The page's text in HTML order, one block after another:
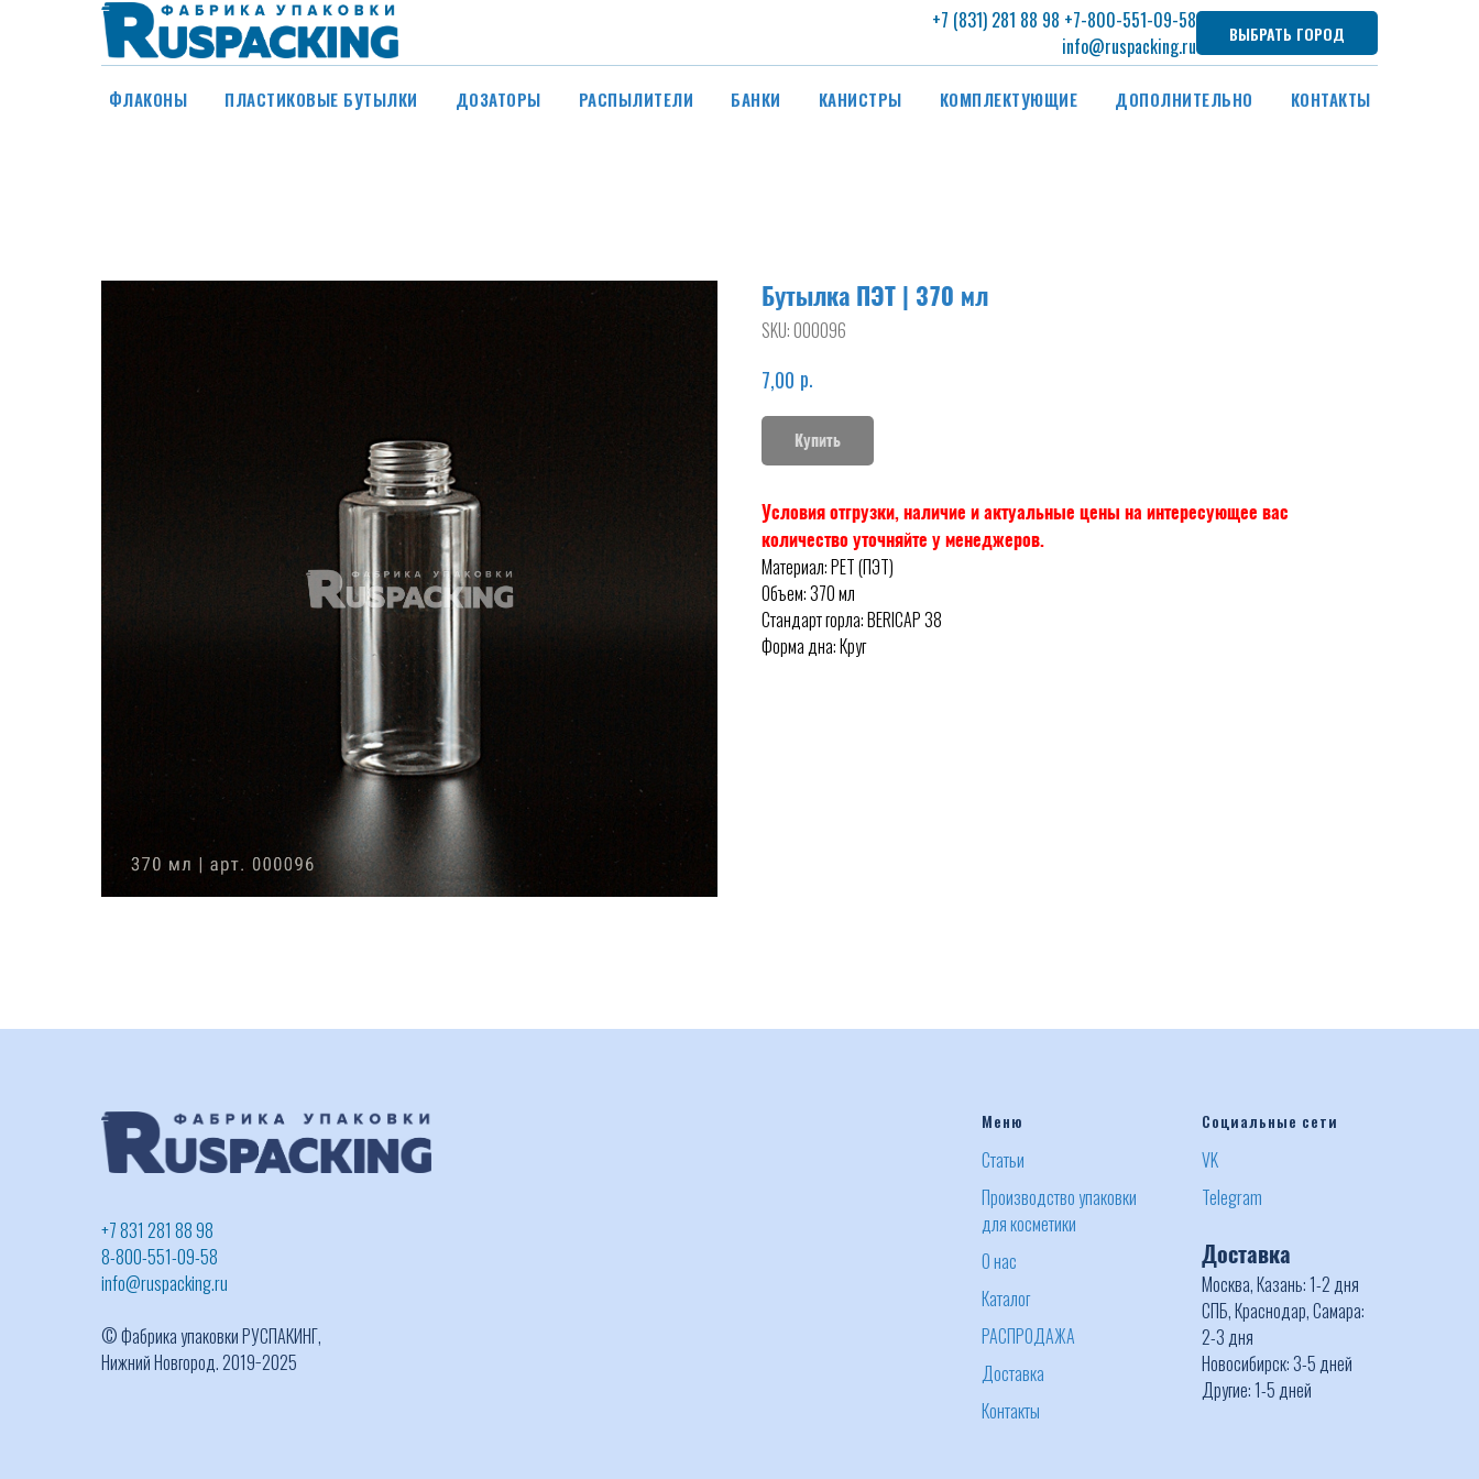
+7 (831) 281 88 98 +7-800-551-09-58
info@ruspacking.ru
ВЫБРАТЬ ГОРОД
ФЛАКОНЫ ПЛАСТИКОВЫЕ БУТЫЛКИ ДОЗАТОРЫ РАСПЫЛИТЕЛИ БАНКИ КАНИСТРЫ КОМПЛЕКТУЮЩИЕ ДОПОЛНИТЕЛЬНО КОНТАКТЫ
Бутылка ПЭТ | 370 мл
SKU:000096
7,00 р.
Купить
Условия отгрузки, наличие и актуальные цены на интересующее вас
количество уточняйте у менеджеров.
Материал: PET (ПЭТ)
Объем: 370 мл
Стандарт горла: BERICAP 38
Форма дна: Круг
+7 831 281 88 98
8-800-551-09-58
info@ruspacking.ru
© Фабрика упаковки РУСПАКИНГ,
Нижний Новгород. 2019−2025
Меню
Статьи
Производство упаковки
для косметики
О нас
Каталог
РАСПРОДАЖА
Доставка
Контакты
Социальные сети
VK
Telegram
Доставка
Москва, Казань: 1-2 дня
СПБ, Краснодар, Самара:
2-3 дня
Новосибирск: 3-5 дней
Другие: 1-5 дней